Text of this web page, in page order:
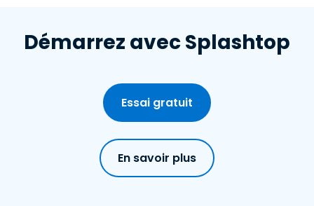
Démarrez avec Splashtop
Essai gratuit
En savoir plus